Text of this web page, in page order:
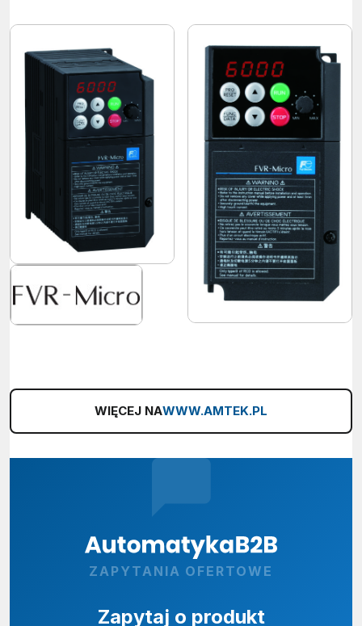
WIĘCEJ NAWWW.AMTEK.PL
ZAPYTANIA OFERTOWE
Zapytaj o produkt